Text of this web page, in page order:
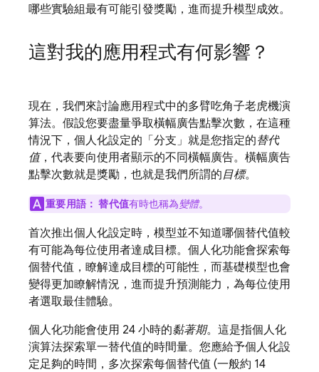
哪些實驗組最有可能引發獎勵，進而提升模型成效。
這對我的應用程式有何影響？
現在，我們來討論應用程式中的多臂吃角子老虎機演
算法。假設您要盡量爭取橫幅廣告點擊次數，在這種
情況下，個人化設定的「分支」就是您指定的替代
值，代表要向使用者顯示的不同橫幅廣告。橫幅廣告
點擊次數就是獎勵，也就是我們所謂的目標。
重要用語： 替代值有時也稱為變體。
首次推出個人化設定時，模型並不知道哪個替代值較
有可能為每位使用者達成目標。個人化功能會探索每
個替代值，瞭解達成目標的可能性，而基礎模型也會
變得更加瞭解情況，進而提升預測能力，為每位使用
者選取最佳體驗。
個人化功能會使用 24 小時的黏著期。這是指個人化
演算法探索單一替代值的時間量。您應給予個人化設
定足夠的時間，多次探索每個替代值 (一般約 14